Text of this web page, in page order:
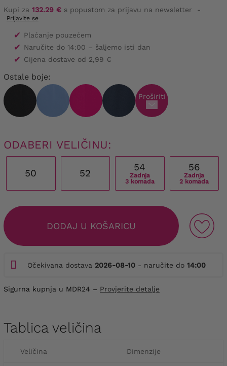
Kupi za 132.29 € s popustom za prijavu na newsletter -
Prijavite se
✔ Plaćanje pouzećem
✔ Naručite do 14:00 – šaljemo isti dan
✔ Cijena dostave od 2,99 €
Ostale boje:
Proširiti
ODABERI VELIČINU:
50 52
54
Zadnja
3 komada
56
Zadnja
2 komada
DODAJ U KOŠARICU
Očekivana dostava 2026-08-10 - naručite do 14:00
Sigurna kupnja u MDR24 – Provjerite detalje
Tablica veličina
Veličina Dimenzije